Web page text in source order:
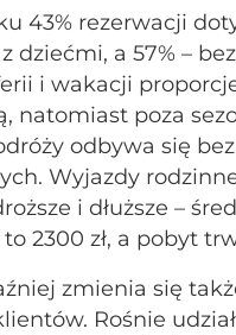
43% rezerwacji
dziećmi, a 57% –
i wakacji
natomiast poza
odbywa się bez
Wyjazdy
i dłuższe –
2300 zł, a pobyt
zmienia się
Rośnie